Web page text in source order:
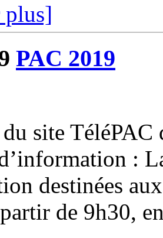
plus]
PAC 2019
site
:
destinées
de 9h30,